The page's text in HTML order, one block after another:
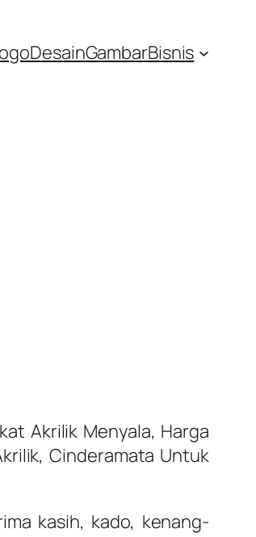
DesainGambarBisnis
Akrilik Menyala, Harga
Cinderamata Untuk
kasih, kado, kenang-